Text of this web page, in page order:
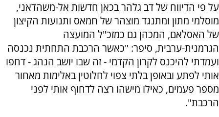
על פי הדיווח של דב גלהר בכאן חדשות אל-משהדאני,
מוסלמי מתון ומתנגד מוצהר של חמאס ותנועות הקיצון
של האסלאם, המכהן גם כמזכ"ל המועצה
הגרמנית-ערבית, סיפר: "כאשר הרכבת התחתית נכנסה
ועמדתי להיכנס לקרון הקדמי - זה שבו יושב הנהג - דחפו
אותי לפתע ובאופן בלתי צפוי לחלוטין באלימות מאחור
מספר פעמים, כאילו מישהו רצה לדחוף אותי לפני
הרכבת".